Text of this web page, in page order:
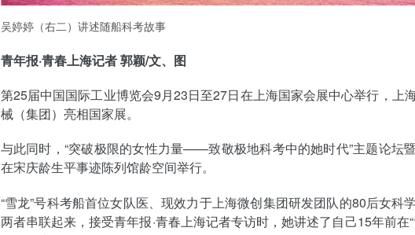
吴婷婷（右二）讲述随船科考故事
青年报·青春上海记者 郭颖/文、图
第25届中国国际工业博览会9月23日至27日在上海国家会展中心举行，上
械（集团）亮相国家展。
与此同时，“突破极限的女性力量——致敬极地科考中的她时代”主题论坛
在宋庆龄生平事迹陈列馆龄空间举行。
“雪龙”号科考船首位女队医、现效力于上海微创集团研发团队的80后女科
两者串联起来，接受青年报·青春上海记者专访时，她讲述了自己15年前在